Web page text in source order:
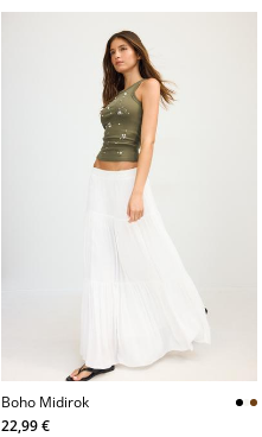
Boho Midirok
22,99 €